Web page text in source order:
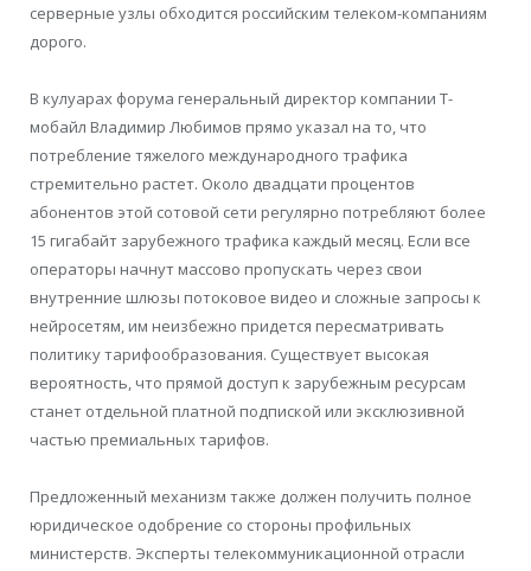
серверные узлы обходится российским телеком-компаниям
дорого.
В кулуарах форума генеральный директор компании Т-
мобайл Владимир Любимов прямо указал на то, что
потребление тяжелого международного трафика
стремительно растет. Около двадцати процентов
абонентов этой сотовой сети регулярно потребляют более
15 гигабайт зарубежного трафика каждый месяц. Если все
операторы начнут массово пропускать через свои
внутренние шлюзы потоковое видео и сложные запросы к
нейросетям, им неизбежно придется пересматривать
политику тарифообразования. Существует высокая
вероятность, что прямой доступ к зарубежным ресурсам
станет отдельной платной подпиской или эксклюзивной
частью премиальных тарифов.
Предложенный механизм также должен получить полное
юридическое одобрение со стороны профильных
министерств. Эксперты телекоммуникационной отрасли